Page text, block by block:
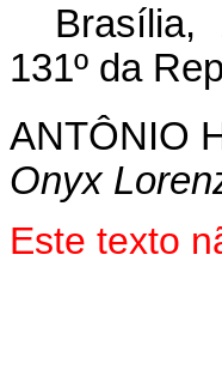
131º da
ANTÔNIO
Onyx
Este texto